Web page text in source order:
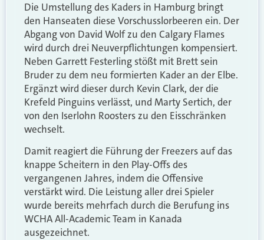
Die Umstellung des Kaders in Hamburg bringt
den Hanseaten diese Vorschusslorbeeren ein. Der
Abgang von David Wolf zu den Calgary Flames
wird durch drei Neuverpflichtungen kompensiert.
Neben Garrett Festerling stößt mit Brett sein
Bruder zu dem neu formierten Kader an der Elbe.
Ergänzt wird dieser durch Kevin Clark, der die
Krefeld Pinguins verlässt, und Marty Sertich, der
von den Iserlohn Roosters zu den Eisschränken
wechselt.
Damit reagiert die Führung der Freezers auf das
knappe Scheitern in den Play-Offs des
vergangenen Jahres, indem die Offensive
verstärkt wird. Die Leistung aller drei Spieler
wurde bereits mehrfach durch die Berufung ins
WCHA All-Academic Team in Kanada
ausgezeichnet.